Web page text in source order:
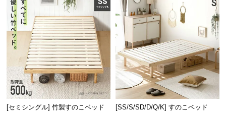
[セミシングル] 竹製すのこベッド
[SS/S/SD/D/Q/K] すのこベッド